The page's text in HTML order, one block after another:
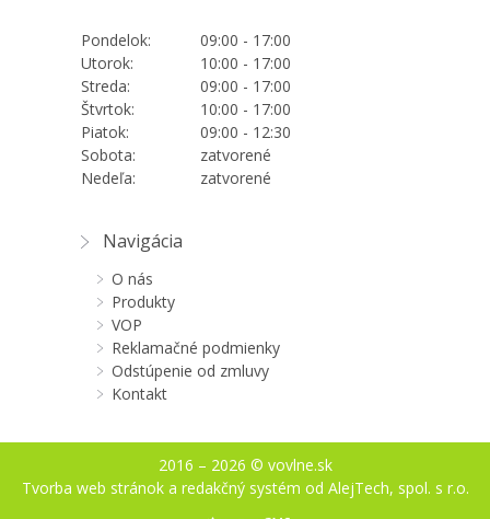
Pondelok:
09:00 - 17:00
Utorok:
10:00 - 17:00
Streda:
09:00 - 17:00
Štvrtok:
10:00 - 17:00
Piatok:
09:00 - 12:30
Sobota:
zatvorené
Nedeľa:
zatvorené
Navigácia
O nás
Produkty
VOP
Reklamačné podmienky
Odstúpenie od zmluvy
Kontakt
2016 – 2026 © vovlne.sk
Tvorba web stránoka redakčný systém od AlejTech, spol. s r.o.